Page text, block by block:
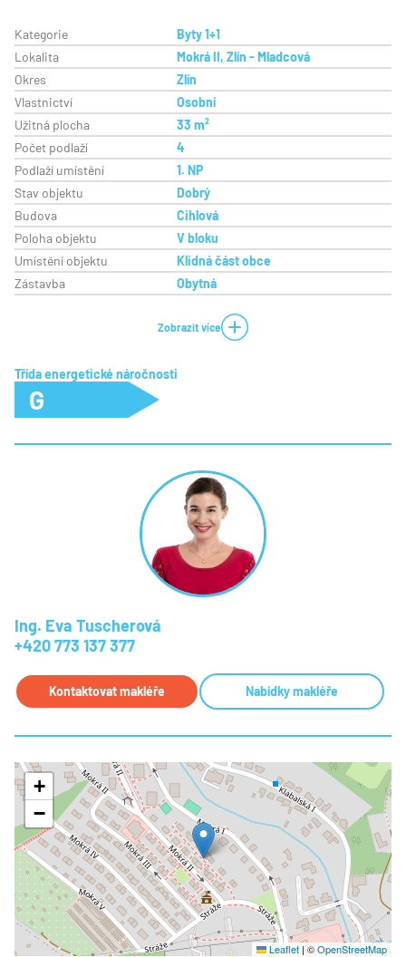
Kategorie
Byty 1+1
Lokalita
Mokrá II, Zlín - Mladcová
Okres
Zlín
Vlastnictví
Osobní
Užitná plocha
33 m²
Počet podlaží
4
Podlaží umístění
1. NP
Stav objektu
Dobrý
Budova
Cihlová
Poloha objektu
V bloku
Umístění objektu
Klidná část obce
Zástavba
Obytná
Zobrazit více
Třída energetické náročnosti
G
Ing. Eva Tuscherová
+420 773 137 377
Kontaktovat makléře Nabídky makléře
+
−
Leaflet | ©OpenStreetMap